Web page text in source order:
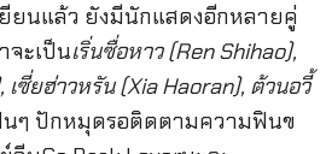
ยนแล้ว ยังมีนักแสดงอีกหลายคู่
จะเป็นเริ่นซื่อหาว (Ren Shihao),
เซี่ยฮ่าวหรัน (Xia Haoran), ต้วนอวี้
ๆ ปักหมุดรอติดตามความฟินข